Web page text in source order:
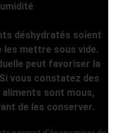
déshydratés soient
mettre sous vide.
peut favoriser la
vous constatez des
sont mous,
de les conserver.